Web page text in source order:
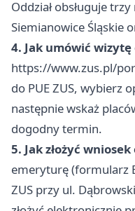
Oddział obsługuje
Siemianowice Śląskie
4. Jak umówić wizytę
https://www.zus.pl/
do PUE ZUS, wybierz
następnie wskaż
dogodny termin.
5. Jak złożyć
emeryturę (formularz
ZUS przy ul.